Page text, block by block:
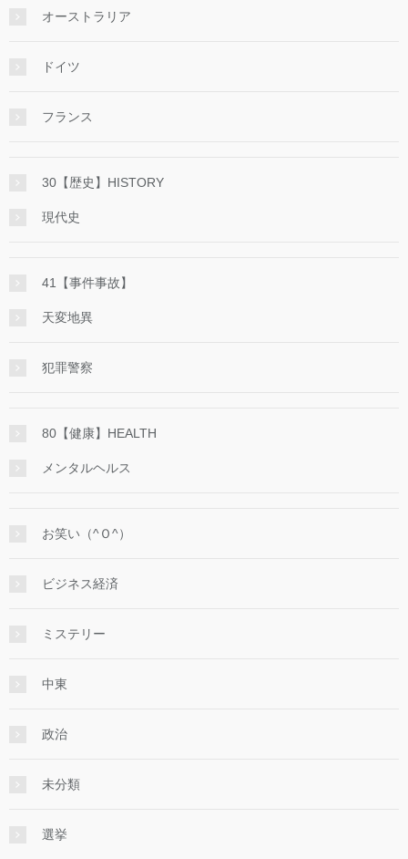
オーストラリア
ドイツ
フランス
30【歴史】HISTORY
現代史
41【事件事故】
天変地異
犯罪警察
80【健康】HEALTH
メンタルヘルス
お笑い（^Ｏ^）
ビジネス経済
ミステリー
中東
政治
未分類
選挙